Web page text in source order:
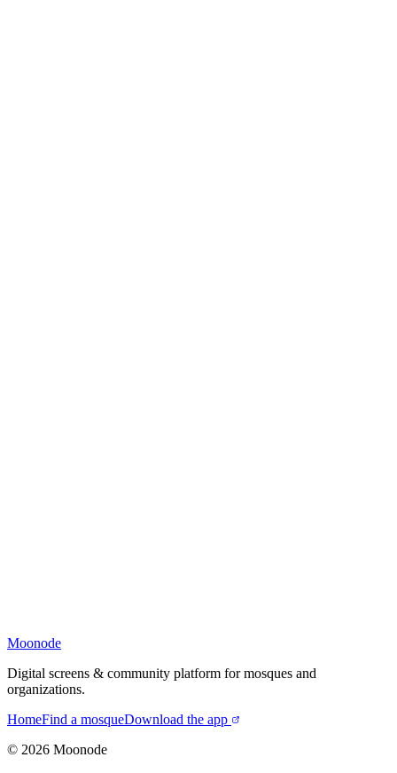
Moonode
Digital screens & community platform for mosques and
organizations.
HomeFind a mosqueDownload the app
© 2026 Moonode